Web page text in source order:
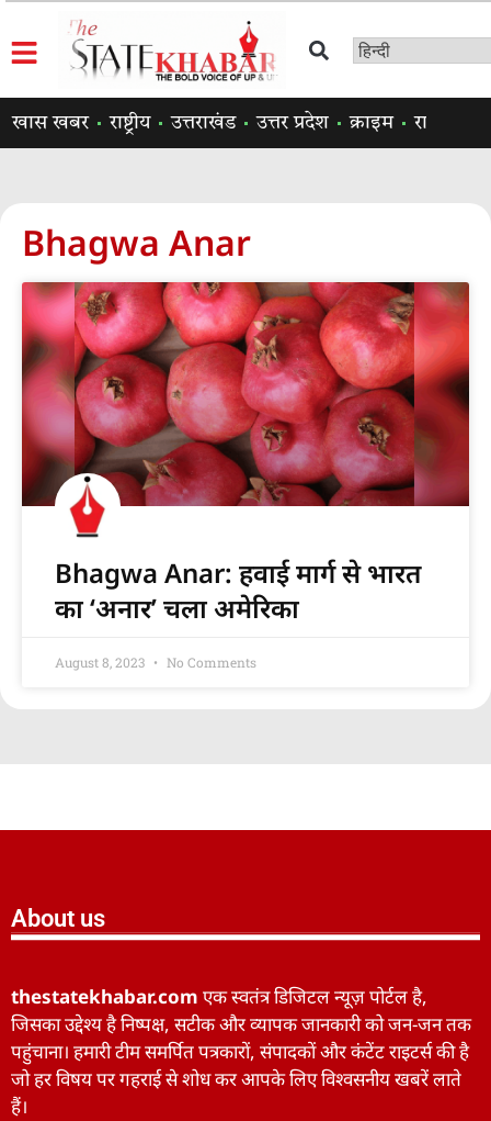
खास खबर राष्ट्रीय उत्तराखंड उत्तर प्रदेश क्राइम राजनीति
Bhagwa Anar
Bhagwa Anar: हवाई मार्ग से भारत
का ‘अनार’ चला अमेरिका
August 8, 2023 No Comments
About us
thestatekhabar.com एक स्वतंत्र डिजिटल न्यूज़ पोर्टल है,
जिसका उद्देश्य है निष्पक्ष, सटीक और व्यापक जानकारी को जन-जन तक
पहुंचाना। हमारी टीम समर्पित पत्रकारों, संपादकों और कंटेंट राइटर्स की है
जो हर विषय पर गहराई से शोध कर आपके लिए विश्वसनीय खबरें लाते
हैं।